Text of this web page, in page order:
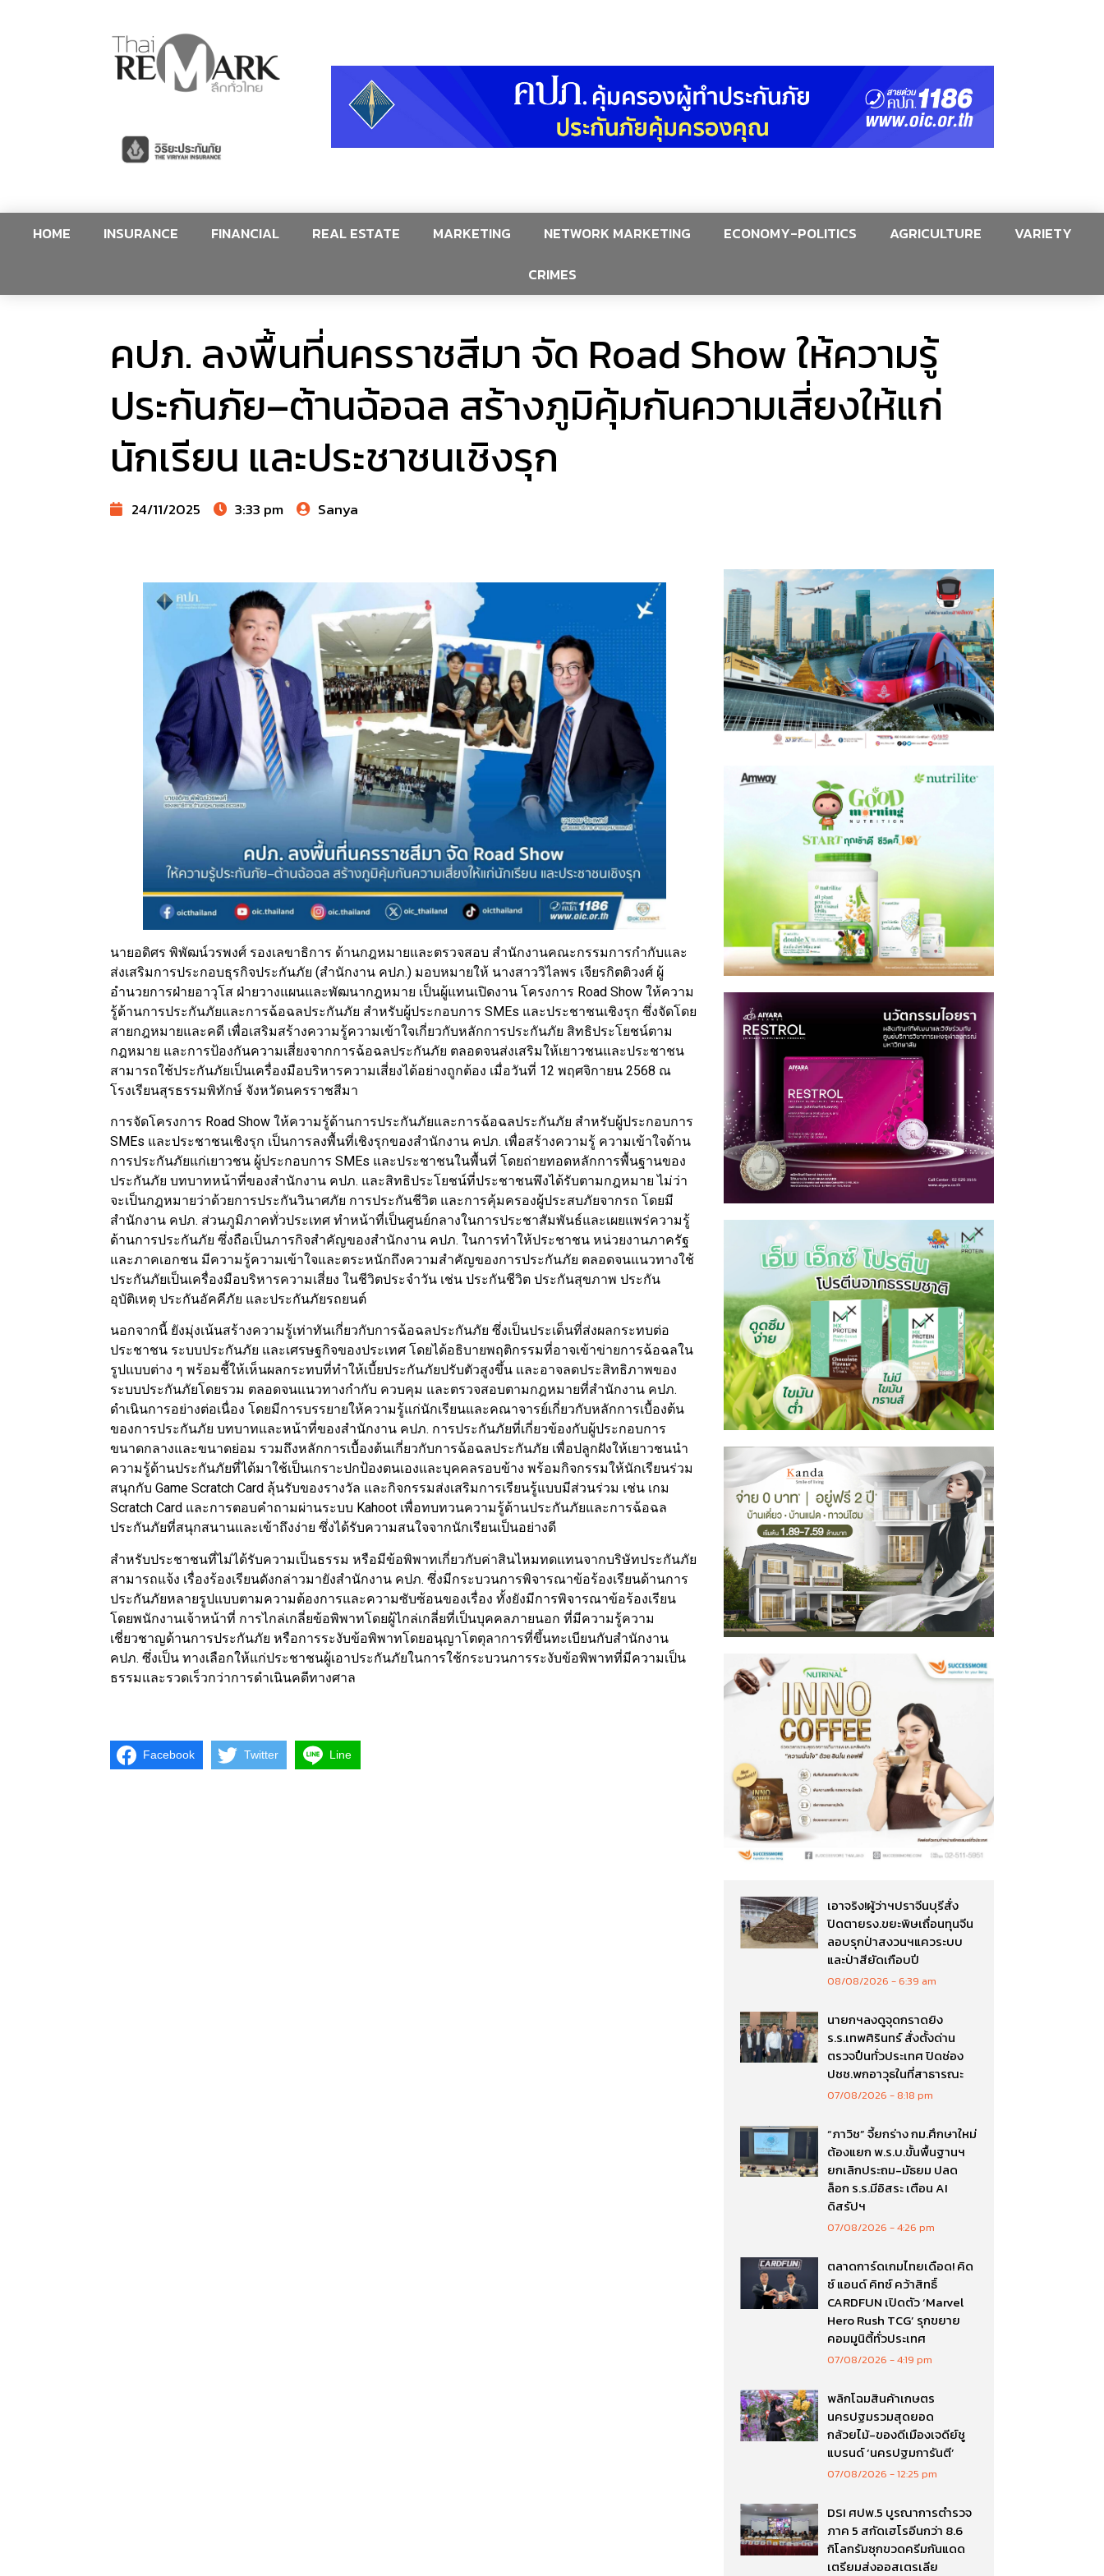
HOME INSURANCE FINANCIAL REAL ESTATE MARKETING NETWORK MARKETING ECONOMY-POLITICS AGRICULTURE
VARIETY
CRIMES
คปภ. ลงพื้นที่นครราชสีมา จัด Road Show ให้ความรู้
ประกันภัย–ต้านฉ้อฉล สร้างภูมิคุ้มกันความเสี่ยงให้แก่
นักเรียน และประชาชนเชิงรุก
24/11/2025 3:33 pm Sanya
นายอดิศร พิพัฒน์วรพงศ์ รองเลขาธิการ ด้านกฎหมายและตรวจสอบ สำนักงานคณะกรรมการกำกับและ
ส่งเสริมการประกอบธุรกิจประกันภัย (สำนักงาน คปภ.) มอบหมายให้ นางสาววิไลพร เจียรกิตติวงศ์ ผู้
อำนวยการฝ่ายอาวุโส ฝ่ายวางแผนและพัฒนากฎหมาย เป็นผู้แทนเปิดงาน โครงการ Road Show ให้ความ
รู้ด้านการประกันภัยและการฉ้อฉลประกันภัย สำหรับผู้ประกอบการ SMEs และประชาชนเชิงรุก ซึ่งจัดโดย
สายกฎหมายและคดี เพื่อเสริมสร้างความรู้ความเข้าใจเกี่ยวกับหลักการประกันภัย สิทธิประโยชน์ตาม
กฎหมาย และการป้องกันความเสี่ยงจากการฉ้อฉลประกันภัย ตลอดจนส่งเสริมให้เยาวชนและประชาชน
สามารถใช้ประกันภัยเป็นเครื่องมือบริหารความเสี่ยงได้อย่างถูกต้อง เมื่อวันที่ 12 พฤศจิกายน 2568 ณ
โรงเรียนสุรธรรมพิทักษ์ จังหวัดนครราชสีมา
การจัดโครงการ Road Show ให้ความรู้ด้านการประกันภัยและการฉ้อฉลประกันภัย สำหรับผู้ประกอบการ
SMEs และประชาชนเชิงรุก เป็นการลงพื้นที่เชิงรุกของสำนักงาน คปภ. เพื่อสร้างความรู้ ความเข้าใจด้าน
การประกันภัยแก่เยาวชน ผู้ประกอบการ SMEs และประชาชนในพื้นที่ โดยถ่ายทอดหลักการพื้นฐานของ
ประกันภัย บทบาทหน้าที่ของสำนักงาน คปภ. และสิทธิประโยชน์ที่ประชาชนพึงได้รับตามกฎหมาย ไม่ว่า
จะเป็นกฎหมายว่าด้วยการประกันวินาศภัย การประกันชีวิต และการคุ้มครองผู้ประสบภัยจากรถ โดยมี
สำนักงาน คปภ. ส่วนภูมิภาคทั่วประเทศ ทำหน้าที่เป็นศูนย์กลางในการประชาสัมพันธ์และเผยแพร่ความรู้
ด้านการประกันภัย ซึ่งถือเป็นภารกิจสำคัญของสำนักงาน คปภ. ในการทำให้ประชาชน หน่วยงานภาครัฐ
และภาคเอกชน มีความรู้ความเข้าใจและตระหนักถึงความสำคัญของการประกันภัย ตลอดจนแนวทางใช้
ประกันภัยเป็นเครื่องมือบริหารความเสี่ยง ในชีวิตประจำวัน เช่น ประกันชีวิต ประกันสุขภาพ ประกัน
อุบัติเหตุ ประกันอัคคีภัย และประกันภัยรถยนต์
นอกจากนี้ ยังมุ่งเน้นสร้างความรู้เท่าทันเกี่ยวกับการฉ้อฉลประกันภัย ซึ่งเป็นประเด็นที่ส่งผลกระทบต่อ
ประชาชน ระบบประกันภัย และเศรษฐกิจของประเทศ โดยได้อธิบายพฤติกรรมที่อาจเข้าข่ายการฉ้อฉลใน
รูปแบบต่าง ๆ พร้อมชี้ให้เห็นผลกระทบที่ทำให้เบี้ยประกันภัยปรับตัวสูงขึ้น และอาจลดประสิทธิภาพของ
ระบบประกันภัยโดยรวม ตลอดจนแนวทางกำกับ ควบคุม และตรวจสอบตามกฎหมายที่สำนักงาน คปภ.
ดำเนินการอย่างต่อเนื่อง โดยมีการบรรยายให้ความรู้แก่นักเรียนและคณาจารย์เกี่ยวกับหลักการเบื้องต้น
ของการประกันภัย บทบาทและหน้าที่ของสำนักงาน คปภ. การประกันภัยที่เกี่ยวข้องกับผู้ประกอบการ
ขนาดกลางและขนาดย่อม รวมถึงหลักการเบื้องต้นเกี่ยวกับการฉ้อฉลประกันภัย เพื่อปลูกฝังให้เยาวชนนำ
ความรู้ด้านประกันภัยที่ได้มาใช้เป็นเกราะปกป้องตนเองและบุคคลรอบข้าง พร้อมกิจกรรมให้นักเรียนร่วม
สนุกกับ Game Scratch Card ลุ้นรับของรางวัล และกิจกรรมส่งเสริมการเรียนรู้แบบมีส่วนร่วม เช่น เกม
Scratch Card และการตอบคำถามผ่านระบบ Kahoot เพื่อทบทวนความรู้ด้านประกันภัยและการฉ้อฉล
ประกันภัยที่สนุกสนานและเข้าถึงง่าย ซึ่งได้รับความสนใจจากนักเรียนเป็นอย่างดี
สำหรับประชาชนที่ไม่ได้รับความเป็นธรรม หรือมีข้อพิพาทเกี่ยวกับค่าสินไหมทดแทนจากบริษัทประกันภัย
สามารถแจ้ง เรื่องร้องเรียนดังกล่าวมายังสำนักงาน คปภ. ซึ่งมีกระบวนการพิจารณาข้อร้องเรียนด้านการ
ประกันภัยหลายรูปแบบตามความต้องการและความซับซ้อนของเรื่อง ทั้งยังมีการพิจารณาข้อร้องเรียน
โดยพนักงานเจ้าหน้าที่ การไกล่เกลี่ยข้อพิพาทโดยผู้ไกล่เกลี่ยที่เป็นบุคคลภายนอก ที่มีความรู้ความ
เชี่ยวชาญด้านการประกันภัย หรือการระงับข้อพิพาทโดยอนุญาโตตุลาการที่ขึ้นทะเบียนกับสำนักงาน
คปภ. ซึ่งเป็น ทางเลือกให้แก่ประชาชนผู้เอาประกันภัยในการใช้กระบวนการระงับข้อพิพาทที่มีความเป็น
ธรรมและรวดเร็วกว่าการดำเนินคดีทางศาล
Facebook Twitter Line
เอาจริง!ผู้ว่าฯปราจีนบุรีสั่ง
ปิดตายรง.ขยะพิษเถื่อนทุนจีน
ลอบรุกป่าสงวนฯแควระบบ
และป่าสียัดเกือบปี
08/08/2026 6:39 am
นายกฯลงดูจุดกราดยิง
ร.ร.เทพศิรินทร์ สั่งตั้งด่าน
ตรวจปืนทั่วประเทศ ปิดช่อง
ปชช.พกอาวุธในที่สาธารณะ
07/08/2026 8:18 pm
“ภาวิช” จี้ยกร่าง กม.ศึกษาใหม่
ต้องแยก พ.ร.บ.ขั้นพื้นฐานฯ
ยกเลิกประถม-มัธยม ปลด
ล็อก ร.ร.มีอิสระ เตือน AI
ดิสรัปฯ
07/08/2026 4:26 pm
ตลาดการ์ดเกมไทยเดือด! คิด
ซ์ แอนด์ คิทซ์ คว้าสิทธิ์
CARDFUN เปิดตัว ‘Marvel
Hero Rush TCG’ รุกขยาย
คอมมูนิตี้ทั่วประเทศ
07/08/2026 4:19 pm
พลิกโฉมสินค้าเกษตร
นครปฐมรวมสุดยอด
กล้วยไม้-ของดีเมืองเจดีย์ชู
แบรนด์ ‘นครปฐมการันตี’
07/08/2026 12:25 pm
DSI ศปพ.5 บูรณาการตำรวจ
ภาค 5 สกัดเฮโรอีนกว่า 8.6
กิโลกรัมซุกขวดครีมกันแดด
เตรียมส่งออสเตรเลีย